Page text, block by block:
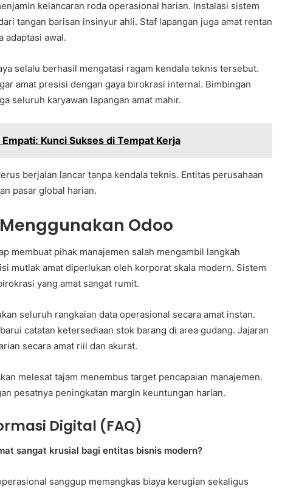
kelancaran roda operasional harian. Instalasi sistem
tangan barisan insinyur ahli. Staf lapangan juga amat rentan
adaptasi awal.
selalu berhasil mengatasi ragam kendala teknis tersebut.
amat presisi dengan gaya birokrasi internal. Bimbingan
seluruh karyawan lapangan amat mahir.
Kunci Sukses di Tempat Kerja
berjalan lancar tanpa kendala teknis. Entitas perusahaan
pasar global harian.
Odoo
membuat pihak manajemen salah mengambil langkah
mutlak amat diperlukan oleh korporat skala modern. Sistem
yang amat sangat rumit.
seluruh rangkaian data operasional secara amat instan.
catatan ketersediaan stok barang di area gudang. Jajaran
secara amat riil dan akurat.
melesat tajam menembus target pencapaian manajemen.
pesatnya peningkatan margin keuntungan harian.
Digital (FAQ)
sangat krusial bagi entitas bisnis modern?
sanggup memangkas biaya kerugian sekaligus